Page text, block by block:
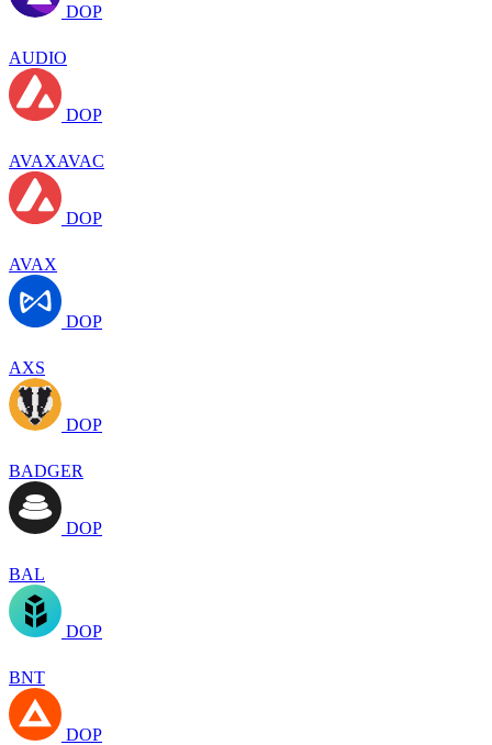
DOP
AUDIO
DOP
AVAXAVAC
DOP
AVAX
DOP
AXS
DOP
BADGER
DOP
BAL
DOP
BNT
DOP